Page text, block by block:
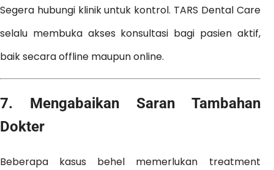
Segera hubungi klinik untuk kontrol. TARS Dental Care
selalu membuka akses konsultasi bagi pasien aktif,
baik secara offline maupun online.
7. Mengabaikan Saran Tambahan
Dokter
Beberapa kasus behel memerlukan treatment